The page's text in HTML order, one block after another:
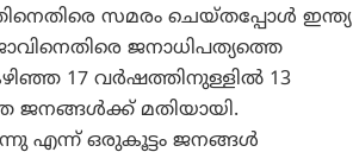
സമരം ചെയ്തപ്പോൾ ഇന്ത്യ
ജനാധിപത്യത്തെ
17 വർഷത്തിനുള്ളിൽ 13
ജനങ്ങൾക്ക് മതിയായി.
എന്ന് ഒരുകൂട്ടം ജനങ്ങൾ